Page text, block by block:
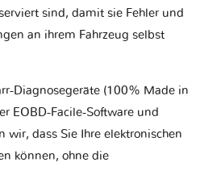
sind, damit sie Fehler und
an ihrem Fahrzeug selbst
Diagnosegeräte (100% Made in
EOBD-Facile-Software und
wir, dass Sie Ihre elektronischen
können, ohne die